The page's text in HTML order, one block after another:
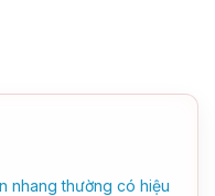
nhang thường có hiệu